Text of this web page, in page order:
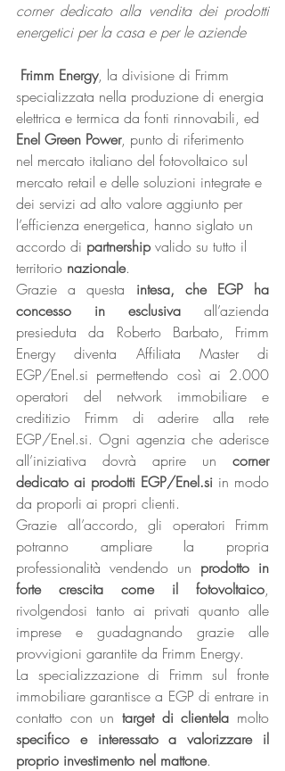
Connect
corner dedicato alla vendita dei prodotti
energetici per la casa e per le aziende
Frimm Energy, la divisione di Frimm
specializzata nella produzione di energia
elettrica e termica da fonti rinnovabili, ed
Enel Green Power, punto di riferimento
nel mercato italiano del fotovoltaico sul
mercato retail e delle soluzioni integrate e
dei servizi ad alto valore aggiunto per
l’efficienza energetica, hanno siglato un
accordo di partnership valido su tutto il
territorio nazionale.
Grazie a questa intesa, che EGP ha
concesso in esclusiva all’azienda
presieduta da Roberto Barbato, Frimm
Energy diventa Affiliata Master di
EGP/Enel.si permettendo così ai 2.000
operatori del network immobiliare e
creditizio Frimm di aderire alla rete
EGP/Enel.si. Ogni agenzia che aderisce
all’iniziativa dovrà aprire un corner
dedicato ai prodotti EGP/Enel.si in modo
da proporli ai propri clienti.
Grazie all’accordo, gli operatori Frimm
potranno ampliare la propria
professionalità vendendo un prodotto in
forte crescita come il fotovoltaico,
rivolgendosi tanto ai privati quanto alle
imprese e guadagnando grazie alle
provvigioni garantite da Frimm Energy.
La specializzazione di Frimm sul fronte
immobiliare garantisce a EGP di entrare in
contatto con un target di clientela molto
specifico e interessato a valorizzare il
proprio investimento nel mattone.